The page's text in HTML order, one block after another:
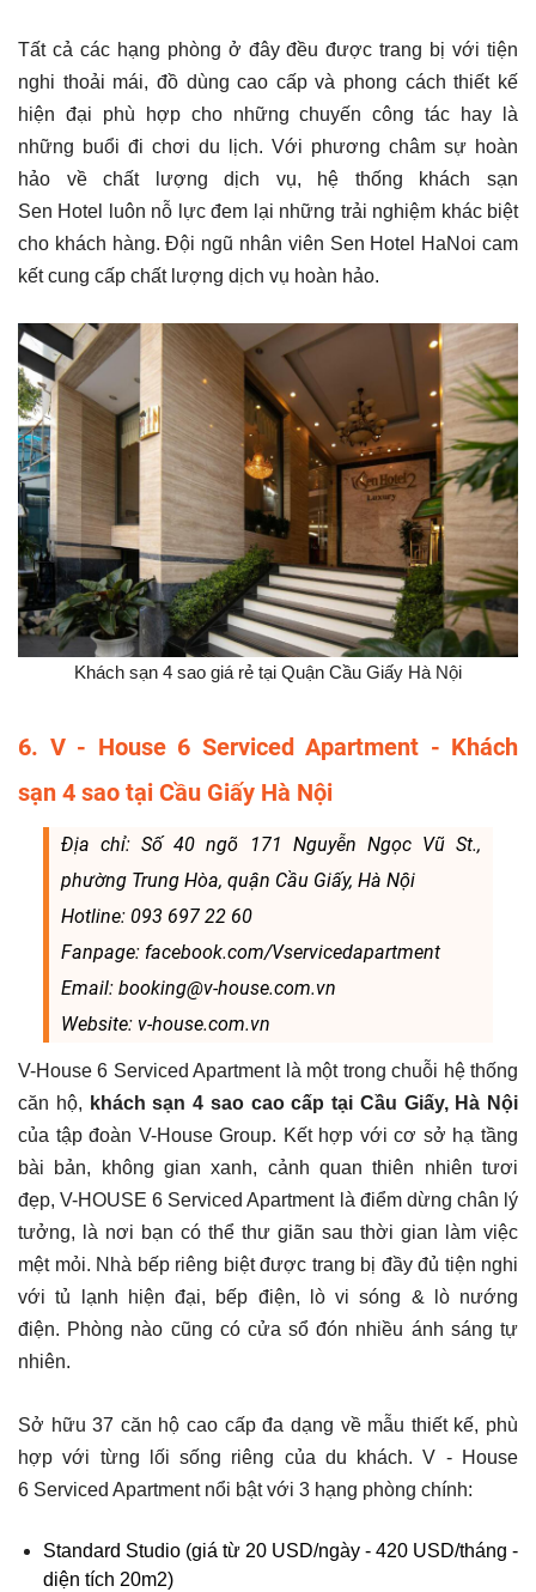
Tất cả các hạng phòng ở đây đều được trang bị với tiện
nghi thoải mái, đồ dùng cao cấp và phong cách thiết kế
hiện đại phù hợp cho những chuyến công tác hay là
những buổi đi chơi du lịch. Với phương châm sự hoàn
hảo về chất lượng dịch vụ, hệ thống khách sạn
Sen Hotel luôn nỗ lực đem lại những trải nghiệm khác biệt
cho khách hàng. Đội ngũ nhân viên Sen Hotel HaNoi cam
kết cung cấp chất lượng dịch vụ hoàn hảo.
Khách sạn 4 sao giá rẻ tại Quận Cầu Giấy Hà Nội
6. V - House 6 Serviced Apartment - Khách
sạn 4 sao tại Cầu Giấy Hà Nội
Địa chỉ: Số 40 ngõ 171 Nguyễn Ngọc Vũ St.,
phường Trung Hòa, quận Cầu Giấy, Hà Nội
Hotline: 093 697 22 60
Fanpage: facebook.com/Vservicedapartment
Email: booking@v-house.com.vn
Website: v-house.com.vn
V-House 6 Serviced Apartment là một trong chuỗi hệ thống
căn hộ, khách sạn 4 sao cao cấp tại Cầu Giấy, Hà Nội
của tập đoàn V-House Group. Kết hợp với cơ sở hạ tầng
bài bản, không gian xanh, cảnh quan thiên nhiên tươi
đẹp, V-HOUSE 6 Serviced Apartment là điểm dừng chân lý
tưởng, là nơi bạn có thể thư giãn sau thời gian làm việc
mệt mỏi. Nhà bếp riêng biệt được trang bị đầy đủ tiện nghi
với tủ lạnh hiện đại, bếp điện, lò vi sóng & lò nướng
điện. Phòng nào cũng có cửa sổ đón nhiều ánh sáng tự
nhiên.
Sở hữu 37 căn hộ cao cấp đa dạng về mẫu thiết kế, phù
hợp với từng lối sống riêng của du khách. V - House
6 Serviced Apartment nổi bật với 3 hạng phòng chính:
Standard Studio (giá từ 20 USD/ngày - 420 USD/tháng -
diện tích 20m2)